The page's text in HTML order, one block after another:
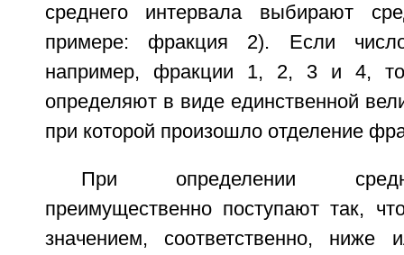
среднего интервала выбирают
примере: фракция 2). Если
например, фракции 1, 2, 3 и 4, то
определяют в виде единственной
при которой произошло отделение
При определении
преимущественно поступают так,
значением, соответственно, ниже